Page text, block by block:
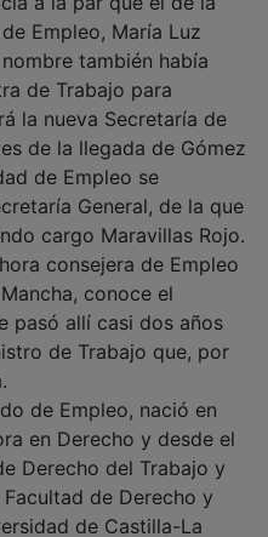
Empleo, María Luz
también había
de Trabajo para
la nueva Secretaría de
de la llegada de Gómez
de Empleo se
General, de la que
cargo Maravillas Rojo.
consejera de Empleo
conoce el
allí casi dos años
de Trabajo que, por
de Empleo, nació en
en Derecho y desde el
Derecho del Trabajo y
de Derecho y
de Castilla-La